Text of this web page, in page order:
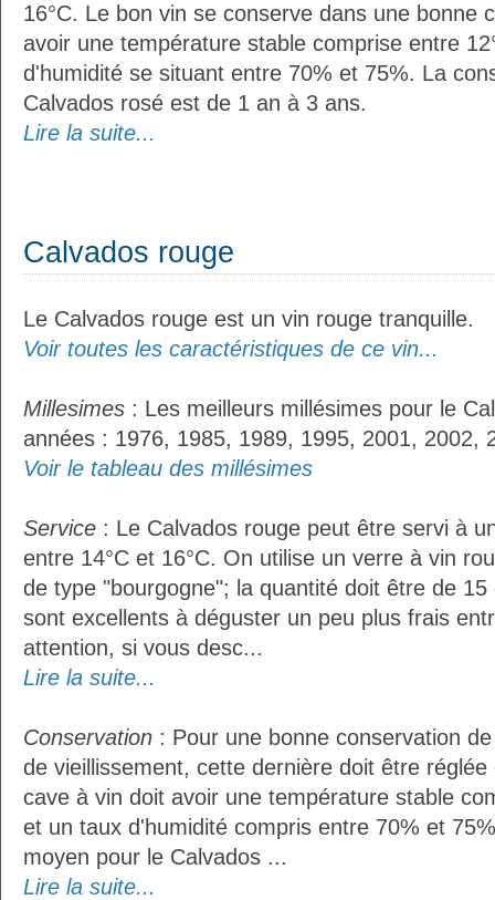
16°C. Le bon vin se conserve dans une bonne
avoir une température stable comprise entre
d'humidité se situant entre 70% et 75%. La
Calvados rosé est de 1 an à 3 ans.
Lire la suite...
Calvados rouge
Le Calvados rouge est un vin rouge tranquille.
Voir toutes les caractéristiques de ce vin...
Millesimes : Les meilleurs millésimes pour le
années : 1976, 1985, 1989, 1995, 2001, 2002,
Voir le tableau des millésimes
Service : Le Calvados rouge peut être servi à
entre 14°C et 16°C. On utilise un verre à vin
de type "bourgogne"; la quantité doit être de
sont excellents à déguster un peu plus frais
attention, si vous desc...
Lire la suite...
Conservation : Pour une bonne conservation
de vieillissement, cette dernière doit être réglée
cave à vin doit avoir une température stable
et un taux d'humidité compris entre 70% et
moyen pour le Calvados ...
Lire la suite...